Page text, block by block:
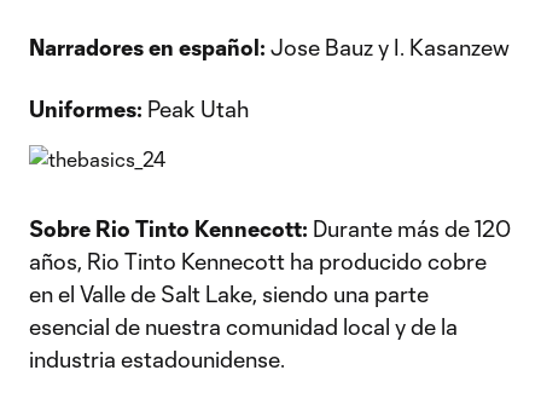
Narradores en español: Jose Bauz y I. Kasanzew
Uniformes: Peak Utah
Sobre Rio Tinto Kennecott: Durante más de 120
años, Rio Tinto Kennecott ha producido cobre
en el Valle de Salt Lake, siendo una parte
esencial de nuestra comunidad local y de la
industria estadounidense.